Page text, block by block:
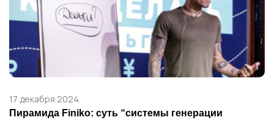
17 декабря 2024
Пирамида Finiko: суть “системы генерации